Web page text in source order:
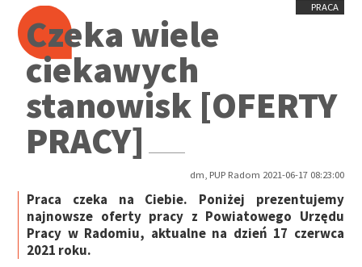
PRACA
Czeka wiele
ciekawych
stanowisk [OFERTY
PRACY]
dm, PUP Radom 2021-06-17 08:23:00
Praca czeka na Ciebie. Poniżej prezentujemy
najnowsze oferty pracy z Powiatowego Urzędu
Pracy w Radomiu, aktualne na dzień 17 czerwca
2021 roku.